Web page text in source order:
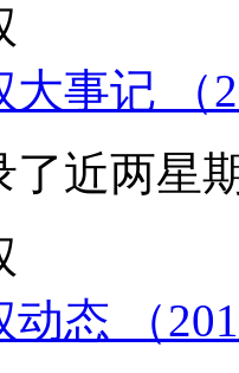
大事记 （
了近两星
动态 （